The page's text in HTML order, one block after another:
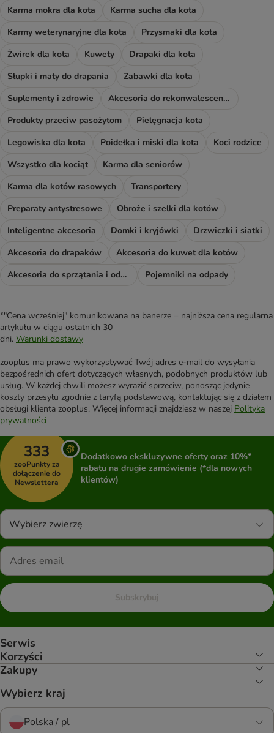
Karma mokra dla kota
Karma sucha dla kota
Karmy weterynaryjne dla kota
Przysmaki dla kota
Żwirek dla kota
Kuwety
Drapaki dla kota
Słupki i maty do drapania
Zabawki dla kota
Suplementy i zdrowie
Akcesoria do rekonwalescencji
Produkty przeciw pasożytom
Pielęgnacja kota
Legowiska dla kota
Poidełka i miski dla kota
Koci rodzice
Wszystko dla kociąt
Karma dla seniorów
Karma dla kotów rasowych
Transportery
Preparaty antystresowe
Obroże i szelki dla kotów
Inteligentne akcesoria
Domki i kryjówki
Drzwiczki i siatki
Akcesoria do drapaków
Akcesoria do kuwet dla kotów
Akcesoria do sprzątania i odświeżacze
Pojemniki na odpady
*"Cena wcześniej" komunikowana na banerze = najniższa cena regularna
artykułu w ciągu ostatnich 30
dni. Warunki dostawy
zooplus ma prawo wykorzystywać Twój adres e-mail do wysyłania
bezpośrednich ofert dotyczących własnych, podobnych produktów lub
usług. W każdej chwili możesz wyrazić sprzeciw, ponosząc jedynie
koszty przesyłu zgodnie z taryfą podstawową, kontaktując się z działem
obsługi klienta zooplus. Więcej informacji znajdziesz w naszej Polityka
prywatności
333
zooPunkty za
dołączenie do
Newslettera
Dodatkowo ekskluzywne oferty oraz 10%*
rabatu na drugie zamówienie (*dla nowych
klientów)
Wybierz zwierzę
Subskrybuj
Serwis
Korzyści
Zakupy
Wybierz kraj
Polska / pl